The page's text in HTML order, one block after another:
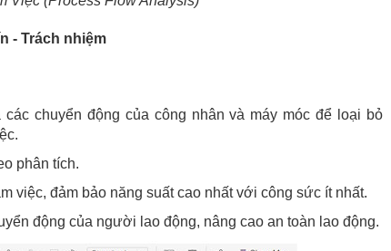
- Trách nhiệm
chuyển động của công nhân và máy móc để loại bỏ
phân tích.
việc, đảm bảo năng suất cao nhất với công sức ít nhất.
động của người lao động, nâng cao an toàn lao động.